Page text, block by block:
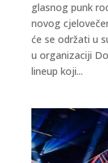
glasnog punk
novog
će se održati u
u organizaciji
lineup koji...